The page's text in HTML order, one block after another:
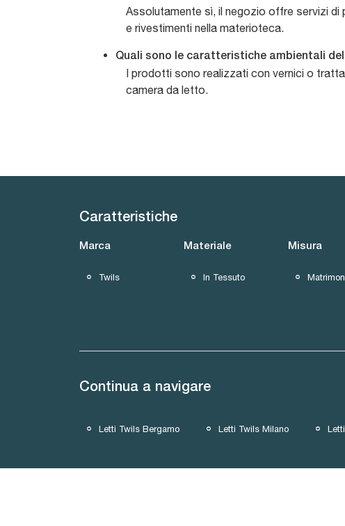
Assolutamente sì, il negozio offre servizi di
e rivestimenti nella materioteca.
Quali sono le caratteristiche ambientali
I prodotti sono realizzati con vernici o
camera da letto.
Caratteristiche
Marca
Twils
Materiale
In Tessuto
Misura
Continua a navigare
Letti Twils Bergamo Letti Twils Milano